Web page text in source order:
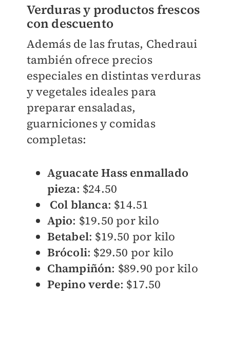
Verduras y productos frescos
con descuento
Además de las frutas, Chedraui
también ofrece precios
especiales en distintas verduras
y vegetales ideales para
preparar ensaladas,
guarniciones y comidas
completas:
Aguacate Hass enmallado
pieza: $24.50
Col blanca: $14.51
Apio: $19.50 por kilo
Betabel: $19.50 por kilo
Brócoli: $29.50 por kilo
Champiñón: $89.90 por kilo
Pepino verde: $17.50